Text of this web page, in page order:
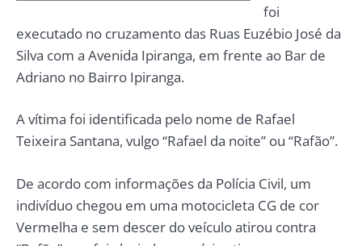
foi
executado no cruzamento das Ruas Euzébio José da
Silva com a Avenida Ipiranga, em frente ao Bar de
Adriano no Bairro Ipiranga.
A vítima foi identificada pelo nome de Rafael
Teixeira Santana, vulgo “Rafael da noite” ou “Rafão”.
De acordo com informações da Polícia Civil, um
indivíduo chegou em uma motocicleta CG de cor
Vermelha e sem descer do veículo atirou contra